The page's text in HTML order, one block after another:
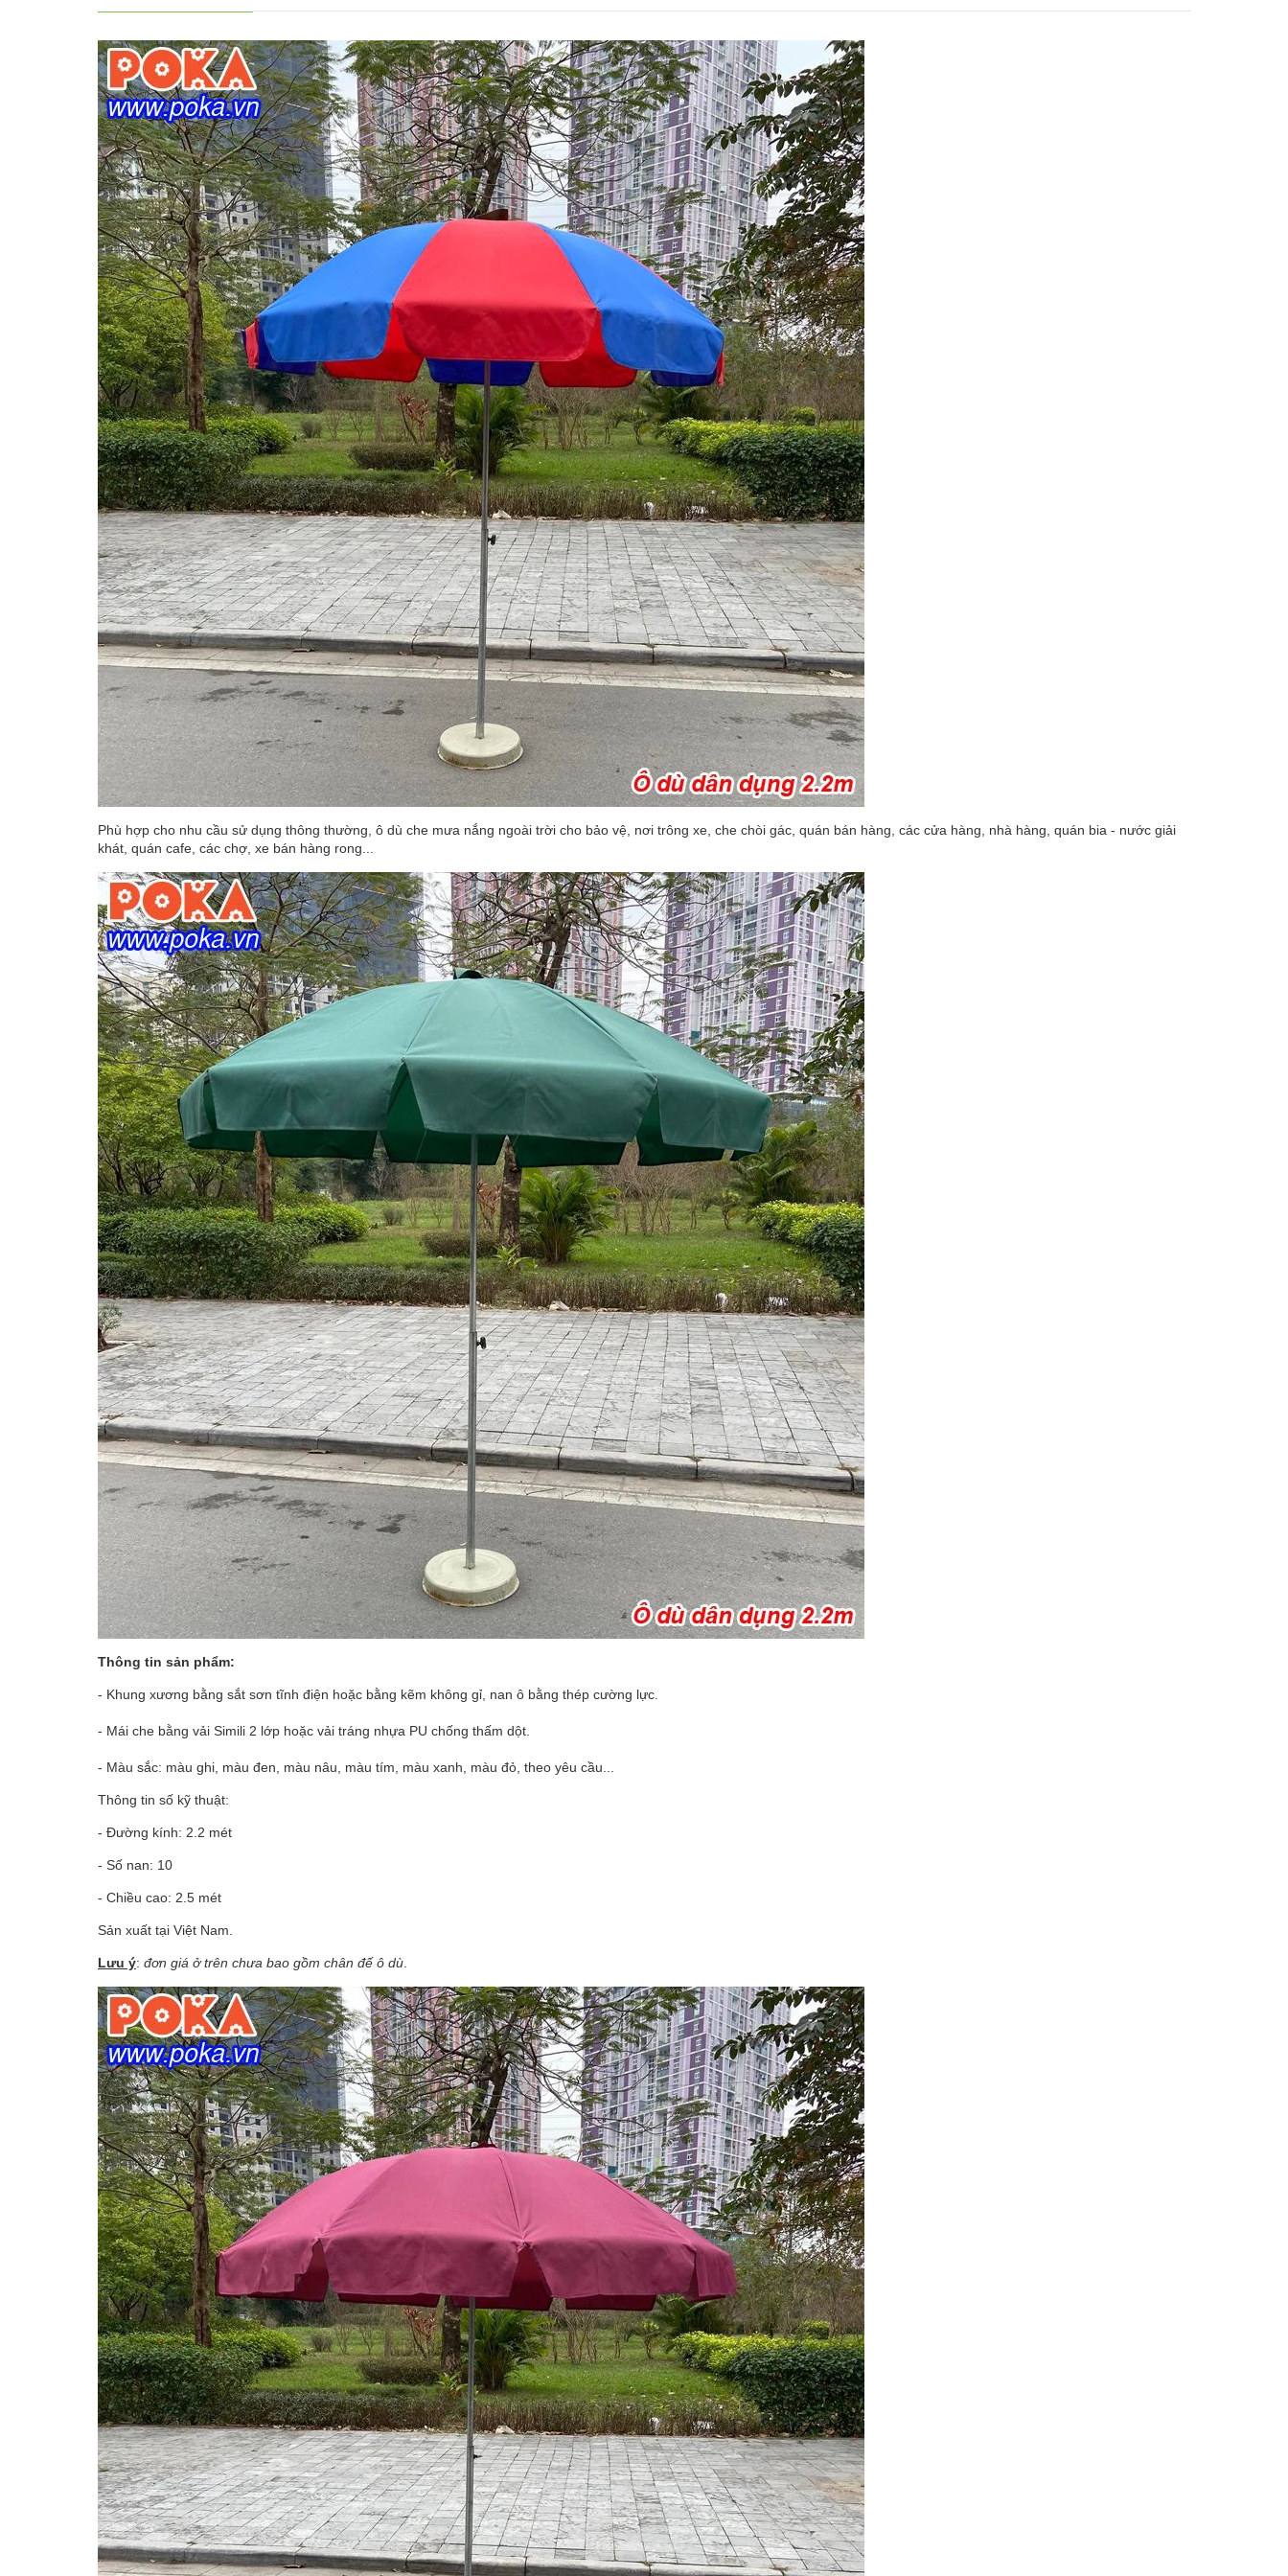
Phù hợp cho nhu cầu sử dụng thông thường, ô dù che mưa nắng ngoài trời cho bảo vệ, nơi trông xe, che chòi gác, quán bán hàng, các cửa hàng, nhà hàng, quán bia - nước giải
khát, quán cafe, các chợ, xe bán hàng rong...
Thông tin sản phẩm:
- Khung xương bằng sắt sơn tĩnh điện hoặc bằng kẽm không gỉ, nan ô bằng thép cường lực.
- Mái che bằng vải Simili 2 lớp hoặc vải tráng nhựa PU chống thấm dột.
- Màu sắc: màu ghi, màu đen, màu nâu, màu tím, màu xanh, màu đỏ, theo yêu cầu...
Thông tin số kỹ thuật:
- Đường kính: 2.2 mét
- Số nan: 10
- Chiều cao: 2.5 mét
Sản xuất tại Việt Nam.
Lưu ý: đơn giá ở trên chưa bao gồm chân đế ô dù